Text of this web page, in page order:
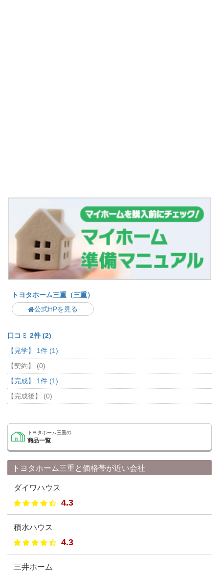
トヨタホーム三重（三重）
公式HPを見る
口コミ 2件 (2)
【見学】 1件 (1)
【契約】 (0)
【完成】 1件 (1)
【完成後】 (0)
トヨタホーム三重の
商品一覧
トヨタホーム三重と価格帯が近い会社
ダイワハウス
4.3
積水ハウス
4.3
三井ホーム